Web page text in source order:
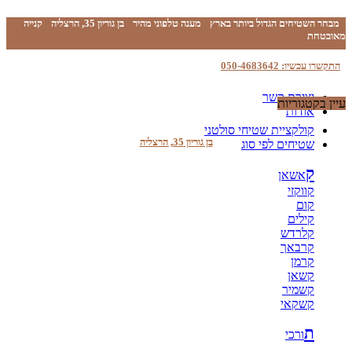
מבחר השטיחים הגדול ביותר בארץ מענה טלפוני מהיר בן גוריון 35, הרצליה
קנייה
מאובטחת
התקשרו עכשיו: 050-4683642
יצירת קשר
אודות
בן גוריון 35, הרצליה
עיין בקטגוריות
קולקציית שטיחי סולטני
שטיחים לפי סוג
קאשאן
קווקזי
קום
קילים
קלרדש
קרבאך
קרמן
קשאן
קשמיר
קשקאי
תורכי